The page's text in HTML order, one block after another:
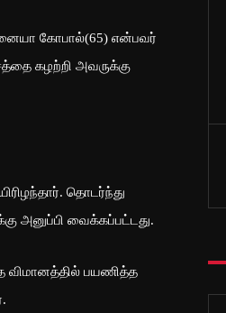
கோபால்(65) என்பவர்
கழற்றி அவருக்கு
தொடர்ந்து
அனுப்பி வைக்கப்பட்டது.
விமானத்தில் பயணித்த